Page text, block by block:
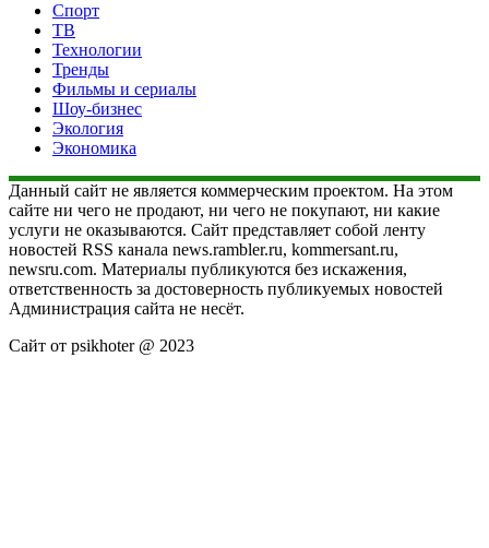
Спорт
ТВ
Технологии
Тренды
Фильмы и сериалы
Шоу-бизнес
Экология
Экономика
Данный сайт не является коммерческим проектом. На этом
сайте ни чего не продают, ни чего не покупают, ни какие
услуги не оказываются. Сайт представляет собой ленту
новостей RSS канала news.rambler.ru, kommersant.ru,
newsru.com. Материалы публикуются без искажения,
ответственность за достоверность публикуемых новостей
Администрация сайта не несёт.
Сайт от psikhoter @ 2023